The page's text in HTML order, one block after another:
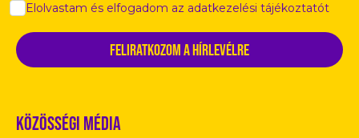
Elolvastam és elfogadom az adatkezelési tájékoztatót
Közösségi média